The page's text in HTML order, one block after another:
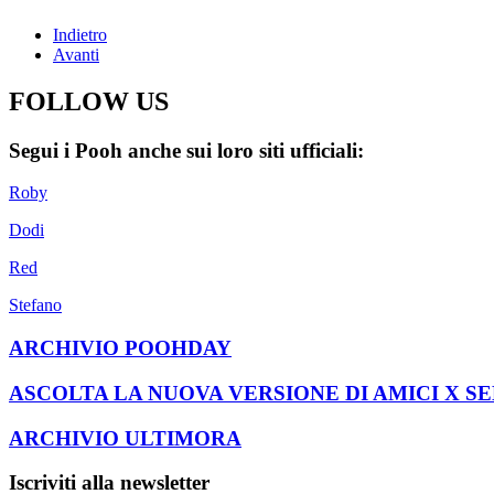
Indietro
Avanti
FOLLOW US
Segui i Pooh anche sui loro siti ufficiali:
Roby
Dodi
Red
Stefano
ARCHIVIO POOHDAY
ASCOLTA LA NUOVA VERSIONE DI AMICI X
ARCHIVIO ULTIMORA
Iscriviti alla newsletter